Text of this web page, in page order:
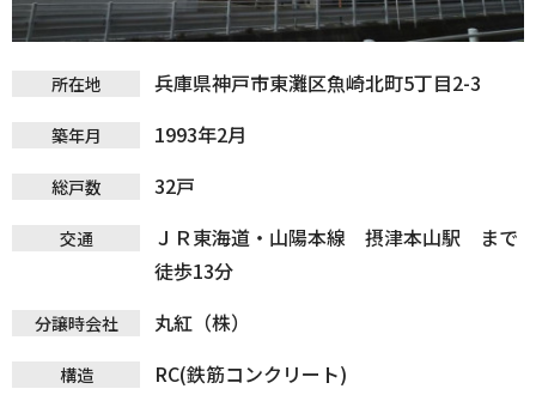
所在地 兵庫県神戸市東灘区魚崎北町5丁目2-3
築年月 1993年2月
総戸数 32戸
交通
ＪＲ東海道・山陽本線 摂津本山駅 まで
徒歩13分
分譲時会社 丸紅（株）
構造 RC(鉄筋コンクリート)